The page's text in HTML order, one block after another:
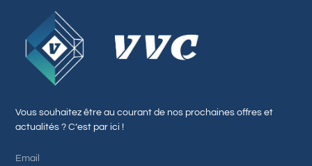
Vous souhaitez être au courant de nos prochaines offres et
actualités ? C’est par ici !